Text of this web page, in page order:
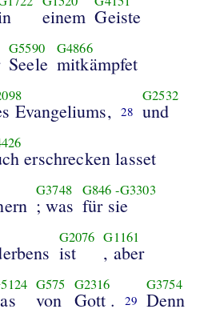
einem Geiste
G5590
Seele
G4866
mitkämpfet
Evangeliums, 28
G2532
und
erschrecken lasset
G3748
; was
G846 -G3303
für sie
G2076
ist
G1161
, aber
G575
von
G2316
Gott . 29
G3754
Denn